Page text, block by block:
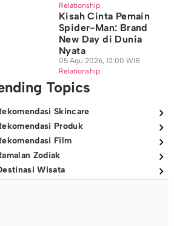
Relationship
Kisah Cinta Pemain
Spider-Man: Brand
New Day di Dunia
Nyata
05 Agu 2026, 12:00 WIB
Relationship
Topics
Skincare
Produk
Film
Zodiak
Wisata